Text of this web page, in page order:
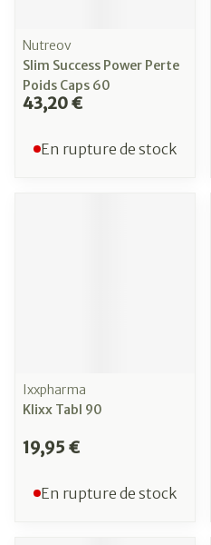
Nutreov
Slim Success Power Perte
Poids Caps 60
43,20 €
En rupture de stock
Ixxpharma
Klixx Tabl 90
19,95 €
En rupture de stock